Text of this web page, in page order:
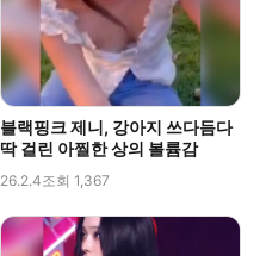
블랙핑크 제니, 강아지 쓰다듬다
딱 걸린 아찔한 상의 볼륨감
26.2.4조회 1,367